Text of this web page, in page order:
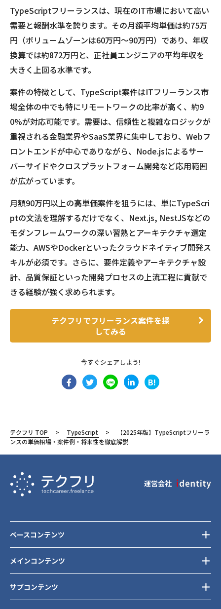
TypeScriptフリーランスは、現在のIT市場において高い
需要と報酬水準を誇ります。その月額平均単価は約75万
円（ボリュームゾーンは60万円～90万円）であり、年収
換算では約872万円と、正社員エンジニアの平均年収を
大きく上回る水準です。
案件の特徴として、TypeScript案件はITフリーランス市
場全体の中でも特にリモートワークの比率が高く、約9
0%が対応可能です。需要は、信頼性と複雑なロジックが
重視される金融業界やSaaS業界に集中しており、Webフ
ロントエンドが中心でありながら、Node.jsによるサー
バーサイドやクロスプラットフォーム開発など応用範囲
が広がっています。
月額90万円以上の高単価案件を狙うには、単にTypeScri
ptの文法を理解するだけでなく、Next.js, NestJSなどの
モダンフレームワークの深い習熟とアーキテクチャ選定
能力、AWSやDockerといったクラウドネイティブ開発ス
キルが必須です。さらに、要件定義やアーキテクチャ設
計、品質保証といった開発プロセスの上流工程に貢献で
きる経験が強く求められます。
テクフリでフリーランス案件を探
してみる
今すぐシェアしよう!
B!
テクフリ TOP TypeScript
【2025年版】TypeScriptフリーラ
ンスの単価相場・案件例・将来性を徹底解説
運営会社
メインコンテンツ
サブコンテンツ
ベースコンテンツ